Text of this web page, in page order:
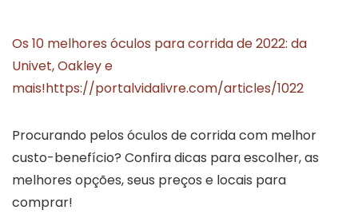
Os 10 melhores óculos para corrida de 2022: da
Univet, Oakley e
mais!https://portalvidalivre.com/articles/1022
Procurando pelos óculos de corrida com melhor
custo-benefício? Confira dicas para escolher, as
melhores opções, seus preços e locais para
comprar!